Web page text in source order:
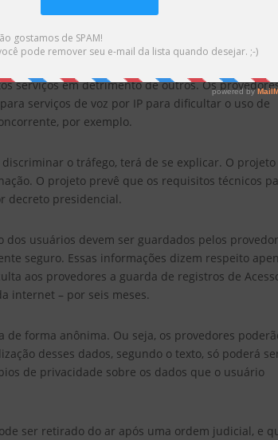
em 23 de abril de 2014.
no Marco Civil da Internet:
serviços em detrimento de outros. Os
serviços de voz por IP para dificultar o uso de
por exemplo.
o tráfego, terá de se explicar. O projeto
O projeto prevê que os requisitos técnicos
decreto presidencial.
usuários devem ser guardados pelos
seguro. Essas informações dizem respeito
aos provedores a guarda de registros de
internet – por seis meses.
forma anônima. Ou seja, os provedores
desses dados, segundo o texto, só poderá
de privacidade sobre os dados que o usuário
ser retirado do ar após uma ordem judicial, e